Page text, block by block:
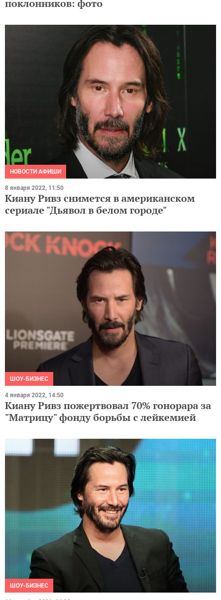
поклонников: фото
НОВОСТИ АФИШИ
8 января 2022, 11:50
Киану Ривз снимется в американском
сериале "Дьявол в белом городе"
ШОУ-БИЗНЕС
4 января 2022, 14:50
Киану Ривз пожертвовал 70% гонорара за
"Матрицу" фонду борьбы с лейкемией
ШОУ-БИЗНЕС